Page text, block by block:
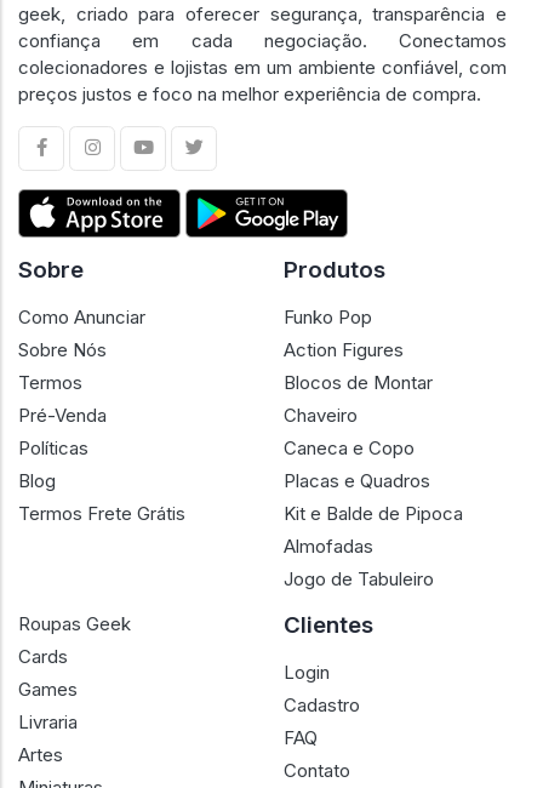
geek, criado para oferecer segurança, transparência e
confiança em cada negociação. Conectamos
colecionadores e lojistas em um ambiente confiável, com
preços justos e foco na melhor experiência de compra.
Sobre
Como Anunciar
Sobre Nós
Termos
Pré-Venda
Políticas
Blog
Termos Frete Grátis
Produtos
Funko Pop
Action Figures
Blocos de Montar
Chaveiro
Caneca e Copo
Placas e Quadros
Kit e Balde de Pipoca
Almofadas
Jogo de Tabuleiro
Roupas Geek
Cards
Games
Livraria
Artes
Clientes
Login
Cadastro
FAQ
Contato